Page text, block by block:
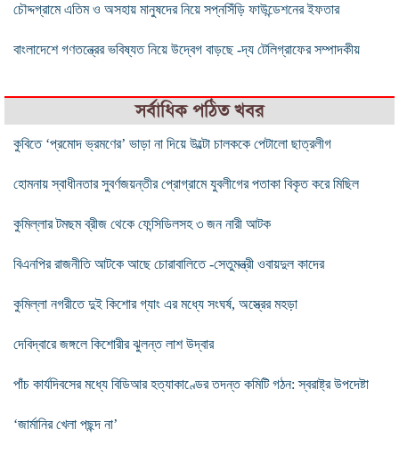
চৌদ্দগ্রামে এতিম ও অসহায় মানুষদের নিয়ে সপ্নসিঁড়ি ফাউন্ডেশনের ইফতার
বাংলাদেশে গণতন্ত্রের ভবিষ্যত নিয়ে উদ্বেগ বাড়ছে -দ্য টেলিগ্রাফের সম্পাদকীয়
সর্বাধিক পঠিত খবর
কুবিতে ‘প্রমোদ ভ্রমণের’ ভাড়া না দিয়ে উল্টো চালককে পেটালো ছাত্রলীগ
হোমনায় স্বাধীনতার সুবর্ণজয়ন্তীর প্রোগ্রামে যুবলীগের পতাকা বিকৃত করে মিছিল
কুমিল্লার টমছম ব্রীজ থেকে ফেন্সিডিলসহ ৩ জন নারী আটক
বিএনপির রাজনীতি আটকে আছে চোরাবালিতে -সেতুমন্ত্রী ওবায়দুল কাদের
কুমিল্লা নগরীতে দুই কিশোর গ্যাং এর মধ্যে সংঘর্ষ, অস্ত্রের মহড়া
দেবিদ্বারে জঙ্গলে কিশোরীর ঝুলন্ত লাশ উদ্বার
পাঁচ কার্যদিবসের মধ্যে বিডিআর হত্যাকাণ্ডের তদন্ত কমিটি গঠন: স্বরাষ্ট্র উপদেষ্টা
‘জার্মানির খেলা পছন্দ না’